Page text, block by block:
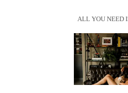
ALL YOU NEED